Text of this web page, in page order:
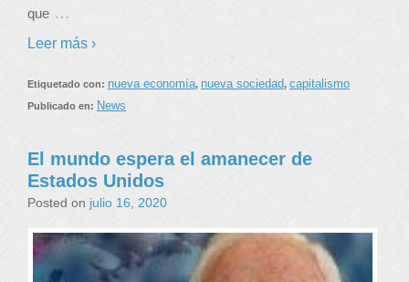
que …
Leer más ›
Etiquetado con: nueva economía, nueva sociedad, capitalismo
Publicado en: News
El mundo espera el amanecer de
Estados Unidos
Posted on julio 16, 2020